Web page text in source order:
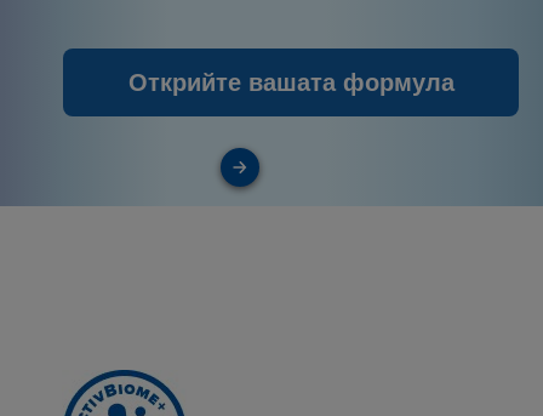
Открийте вашата формула